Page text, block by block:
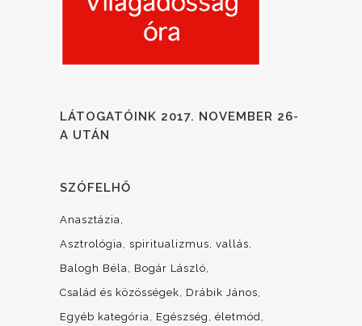
LÁTOGATÓINK 2017. NOVEMBER 26-
A UTÁN
SZÓFELHŐ
Anasztázia
Asztrológia, spiritualizmus, vallás
Balogh Béla
Bogár László
Család és közösségek
Drábik János
Egyéb kategória
Egészség, életmód